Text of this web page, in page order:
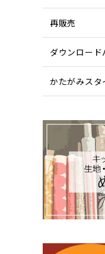
再販売
ダウンロード
かたがみスタ